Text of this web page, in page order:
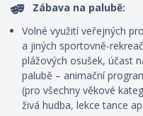
Zábava na palubě:
Volné využití veřejných
a jiných sportovně-
plážových osušek, účast
palubě – animační
(pro všechny věkové
živá hudba, lekce tance